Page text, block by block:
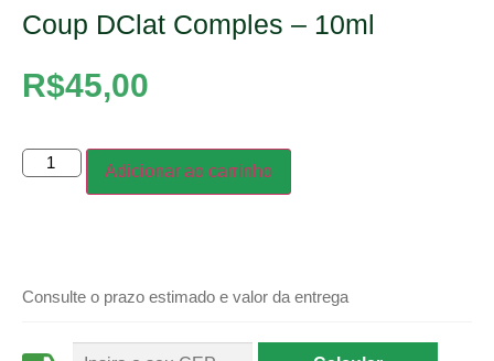
Coup DClat Comples – 10ml
R$45,00
Adicionar ao carrinho
Consulte o prazo estimado e valor da entrega